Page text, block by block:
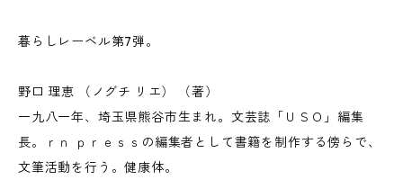
暮らしレーベル第7弾。
野口 理恵 （ノグチ リエ） （著）
一九八一年、埼玉県熊谷市生まれ。文芸誌「ＵＳＯ」編集
長。ｒｎ ｐｒｅｓｓの編集者として書籍を制作する傍らで、
文筆活動を行う。健康体。